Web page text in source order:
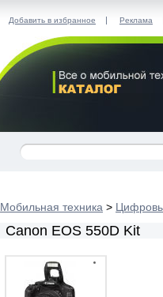
Добавить в избранное | Реклама
Мобильная техника >
Canon EOS 550D Kit